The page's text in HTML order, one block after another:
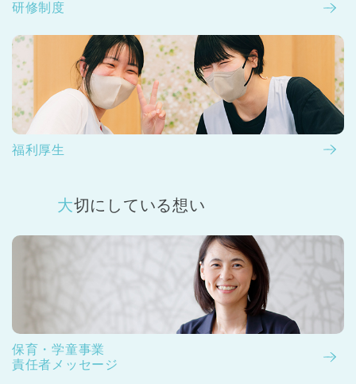
研修制度
福利厚生
大切にしている想い
保育・学童事業
責任者メッセージ